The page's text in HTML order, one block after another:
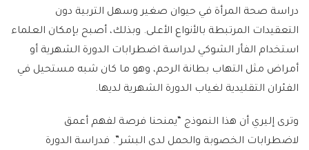
دراسة صحة المرأة في حيوان صغير وسهل التربية دون
التعقيدات المرتبطة بالأنواع الأعلى. وبذلك، أصبح بإمكان العلماء
استخدام الفأر الشوكي لدراسة اضطرابات الدورة الشهرية أو
أمراض مثل التهاب بطانة الرحم، وهو ما كان شبه مستحيل في
الفئران التقليدية لغياب الدورة الشهرية لديها.
وترى إليري أن هذا النموذج “يمنحنا فرصة لفهم أعمق
لاضطرابات الخصوبة والحمل لدى البشر”. فدراسة الدورة